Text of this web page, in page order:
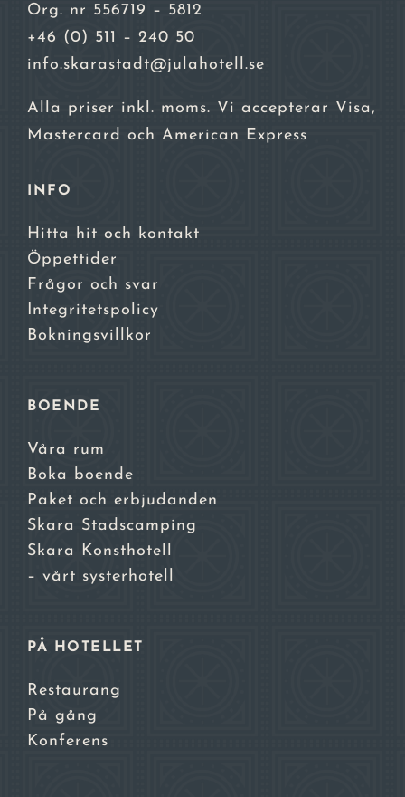
Org. nr 556719 – 5812
+46 (0) 511 – 240 50
info.skarastadt@julahotell.se
Alla priser inkl. moms. Vi accepterar Visa,
Mastercard och American Express
INFO
Hitta hit och kontakt
Öppettider
Frågor och svar
Integritetspolicy
Bokningsvillkor
BOENDE
Våra rum
Boka boende
Paket och erbjudanden
Skara Stadscamping
Skara Konsthotell
– vårt systerhotell
PÅ HOTELLET
Restaurang
På gång
Konferens